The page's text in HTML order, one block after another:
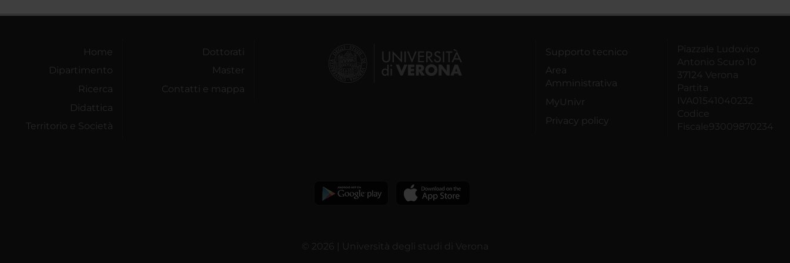
Home
Dipartimento
Ricerca
Didattica
Territorio e Società
Dottorati
Master
Contatti e mappa
Supporto tecnico
Area
Amministrativa
MyUnivr
Privacy policy
Piazzale Ludovico
Antonio Scuro 10
37124 Verona
Partita
IVA01541040232
Codice
Fiscale93009870234
© 2026 | Università degli studi di Verona